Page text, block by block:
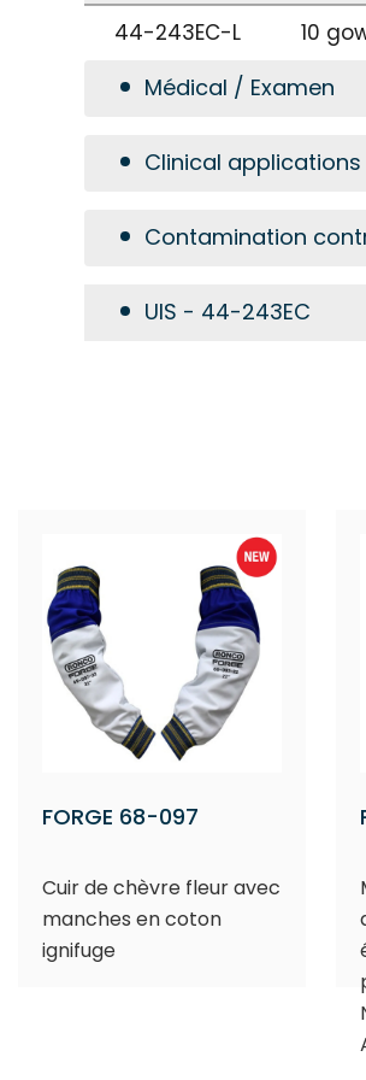
44-243EC-L 10
Médical / Examen
Clinical applications
Contamination
UIS - 44-243EC
FORGE 68-097
Cuir de chèvre fleur avec
manches en coton
ignifuge